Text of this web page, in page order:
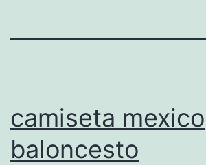
camiseta mexico
baloncesto